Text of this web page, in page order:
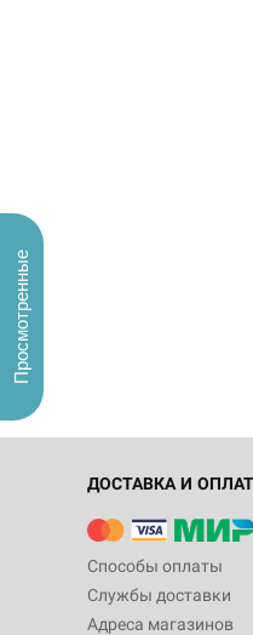
ДОСТАВКА И
Способы оплаты
Службы доставки
Адреса магазинов
Просмотренные